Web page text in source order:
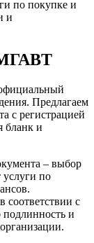
по покупке и
и
Предлагаем
с регистрацией
бланк и
– выбор
услуги по
соответствии с
подлинность и